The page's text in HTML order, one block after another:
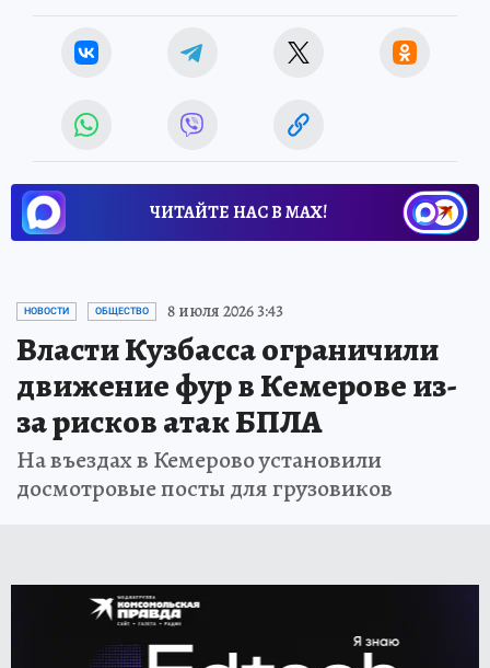
ЧИТАЙТЕ НАС В МАХ!
НОВОСТИ ОБЩЕСТВО 8 июля 2026 3:43
Власти Кузбасса ограничили
движение фур в Кемерове из-
за рисков атак БПЛА
На въездах в Кемерово установили
досмотровые посты для грузовиков